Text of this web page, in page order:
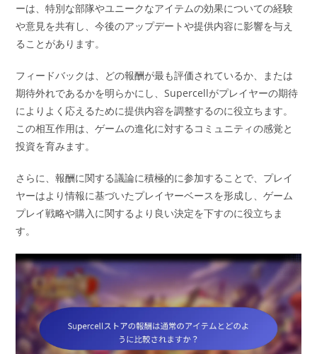
ーは、特別な部隊やユニークなアイテムの効果についての経験
や意見を共有し、今後のアップデートや提供内容に影響を与え
ることがあります。
フィードバックは、どの報酬が最も評価されているか、または
期待外れであるかを明らかにし、Supercellがプレイヤーの期待
によりよく応えるために提供内容を調整するのに役立ちます。
この相互作用は、ゲームの進化に対するコミュニティの感覚と
投資を育みます。
さらに、報酬に関する議論に積極的に参加することで、プレイ
ヤーはより情報に基づいたプレイヤーベースを形成し、ゲーム
プレイ戦略や購入に関するより良い決定を下すのに役立ちま
す。